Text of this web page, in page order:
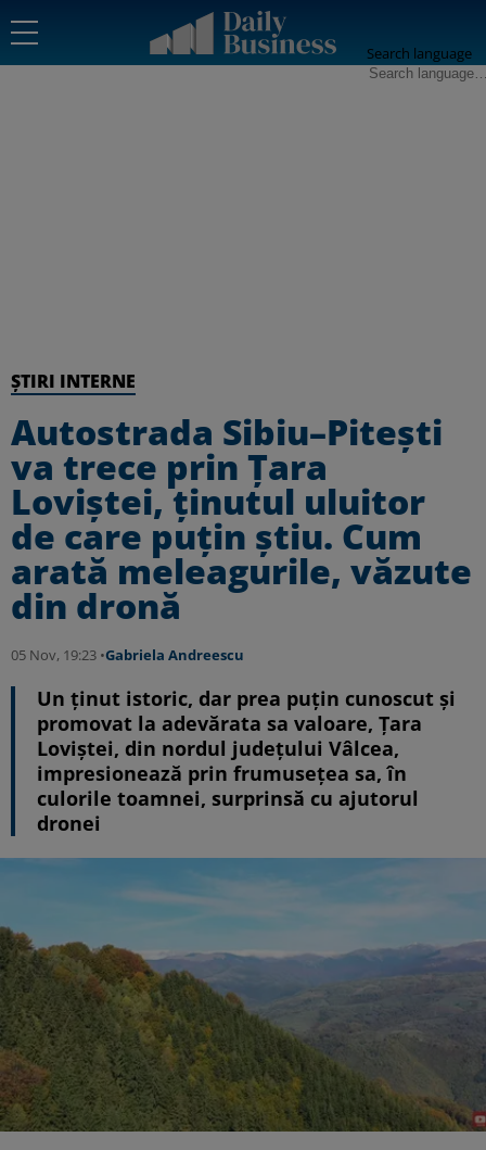
Search language
ȘTIRI INTERNE
Autostrada Sibiu–Pitești
va trece prin Țara
Loviștei, ținutul uluitor
de care puțin știu. Cum
arată meleagurile, văzute
din dronă
05 Nov, 19:23 •Gabriela Andreescu
Un ținut istoric, dar prea puțin cunoscut și
promovat la adevărata sa valoare, Țara
Loviștei, din nordul județului Vâlcea,
impresionează prin frumusețea sa, în
culorile toamnei, surprinsă cu ajutorul
dronei